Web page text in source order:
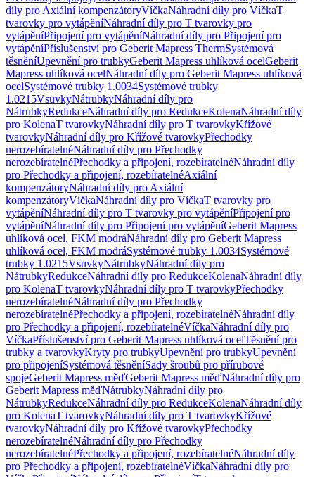
díly pro Axiální kompenzátoryVíčkaNáhradní díly pro VíčkaT
tvarovky pro vytápěníNáhradní díly pro T tvarovky pro
vytápěníPřipojení pro vytápěníNáhradní díly pro Připojení pro
vytápěníPříslušenství pro Geberit Mapress ThermSystémová
těsněníUpevnění pro trubkyGeberit Mapress uhlíková ocelGeberit
Mapress uhlíková ocelNáhradní díly pro Geberit Mapress uhlíková
ocelSystémové trubky 1.0034Systémové trubky
1.0215VsuvkyNátrubkyNáhradní díly pro
NátrubkyRedukceNáhradní díly pro RedukceKolenaNáhradní díly
pro KolenaT tvarovkyNáhradní díly pro T tvarovkyKřížové
tvarovkyNáhradní díly pro Křížové tvarovkyPřechodky
nerozebíratelnéNáhradní díly pro Přechodky
nerozebíratelnéPřechodky a připojení, rozebíratelnéNáhradní díly
pro Přechodky a připojení, rozebíratelnéAxiální
kompenzátoryNáhradní díly pro Axiální
kompenzátoryVíčkaNáhradní díly pro VíčkaT tvarovky pro
vytápěníNáhradní díly pro T tvarovky pro vytápěníPřipojení pro
vytápěníNáhradní díly pro Připojení pro vytápěníGeberit Mapress
uhlíková ocel, FKM modráNáhradní díly pro Geberit Mapress
uhlíková ocel, FKM modráSystémové trubky 1.0034Systémové
trubky 1.0215VsuvkyNátrubkyNáhradní díly pro
NátrubkyRedukceNáhradní díly pro RedukceKolenaNáhradní díly
pro KolenaT tvarovkyNáhradní díly pro T tvarovkyPřechodky
nerozebíratelnéNáhradní díly pro Přechodky
nerozebíratelnéPřechodky a připojení, rozebíratelnéNáhradní díly
pro Přechodky a připojení, rozebíratelnéVíčkaNáhradní díly pro
VíčkaPříslušenství pro Geberit Mapress uhlíková ocelTěsnění pro
trubky a tvarovkyKryty pro trubkyUpevnění pro trubkyUpevnění
pro připojeníSystémová těsněníSady šroubů pro přírubové
spojeGeberit Mapress měďGeberit Mapress měďNáhradní díly pro
Geberit Mapress měďNátrubkyNáhradní díly pro
NátrubkyRedukceNáhradní díly pro RedukceKolenaNáhradní díly
pro KolenaT tvarovkyNáhradní díly pro T tvarovkyKřížové
tvarovkyNáhradní díly pro Křížové tvarovkyPřechodky
nerozebíratelnéNáhradní díly pro Přechodky
nerozebíratelnéPřechodky a připojení, rozebíratelnéNáhradní díly
pro Přechodky a připojení, rozebíratelnéVíčkaNáhradní díly pro